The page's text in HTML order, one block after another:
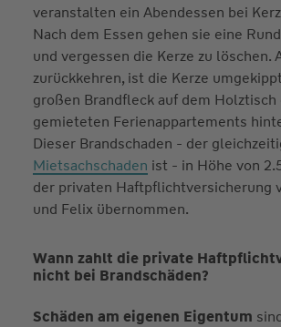
veranstalten ein Abendessen bei
Nach dem Essen gehen sie eine
und vergessen die Kerze zu löschen.
zurückkehren, ist die Kerze
großen Brandfleck auf dem Holztisch
gemieteten Ferienappartements
Dieser Brandschaden - der
Mietsachschaden ist - in Höhe von
der privaten Haftpflichtversicherung
und Felix übernommen.
Wann zahlt die private
nicht bei Brandschäden?
Schäden am eigenen Eigentum